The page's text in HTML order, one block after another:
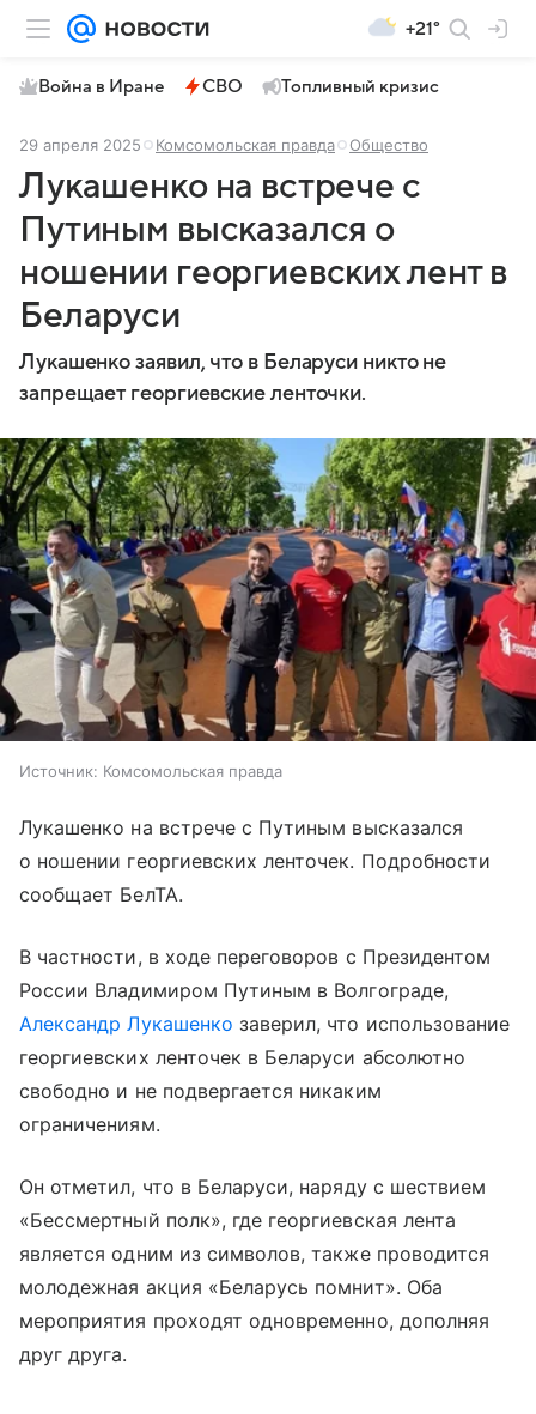
+21°
Война в Иране СВО Топливный кризис
29 апреля 2025 Комсомольская правда Общество
Лукашенко на встрече с
Путиным высказался о
ношении георгиевских лент в
Беларуси
Лукашенко заявил, что в Беларуси никто не
запрещает георгиевские ленточки.
Источник: Комсомольская правда
Лукашенко на встрече с Путиным высказался
о ношении георгиевских ленточек. Подробности
сообщает БелТА.
В частности, в ходе переговоров с Президентом
России Владимиром Путиным в Волгограде,
Александр Лукашенко заверил, что использование
георгиевских ленточек в Беларуси абсолютно
свободно и не подвергается никаким
ограничениям.
Он отметил, что в Беларуси, наряду с шествием
«Бессмертный полк», где георгиевская лента
является одним из символов, также проводится
молодежная акция «Беларусь помнит». Оба
мероприятия проходят одновременно, дополняя
друг друга.